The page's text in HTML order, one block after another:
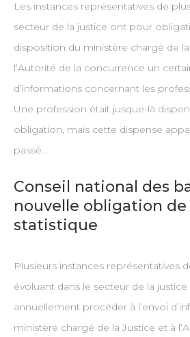
Les instances représentatives de
secteur de la justice ont pour
disposition du ministère chargé de
l’Autorité de la concurrence un
d’informations concernant les
Une profession était jusque-là
obligation, mais cette dispense
passé…
Conseil national des
nouvelle obligation
statistique
Plusieurs instances représentatives
évoluant dans le secteur de la
annuellement procéder à l’envoi
ministère chargé de la Justice et à